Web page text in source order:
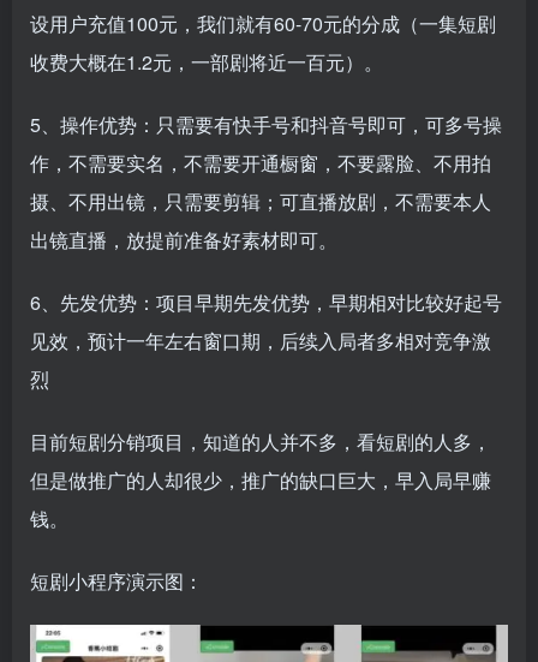
设用户充值100元，我们就有60-70元的分成（一集短剧
收费大概在1.2元，一部剧将近一百元）。
5、操作优势：只需要有快手号和抖音号即可，可多号操
作，不需要实名，不需要开通橱窗，不要露脸、不用拍
摄、不用出镜，只需要剪辑；可直播放剧，不需要本人
出镜直播，放提前准备好素材即可。
6、先发优势：项目早期先发优势，早期相对比较好起号
见效，预计一年左右窗口期，后续入局者多相对竞争激
烈
目前短剧分销项目，知道的人并不多，看短剧的人多，
但是做推广的人却很少，推广的缺口巨大，早入局早赚
钱。
短剧小程序演示图：